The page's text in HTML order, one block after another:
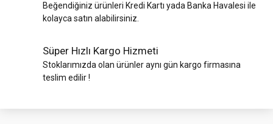
Beğendiğiniz ürünleri Kredi Kartı yada Banka Havalesi ile
kolayca satın alabilirsiniz.
Süper Hızlı Kargo Hizmeti
Stoklarımızda olan ürünler aynı gün kargo firmasına
teslim edilir !